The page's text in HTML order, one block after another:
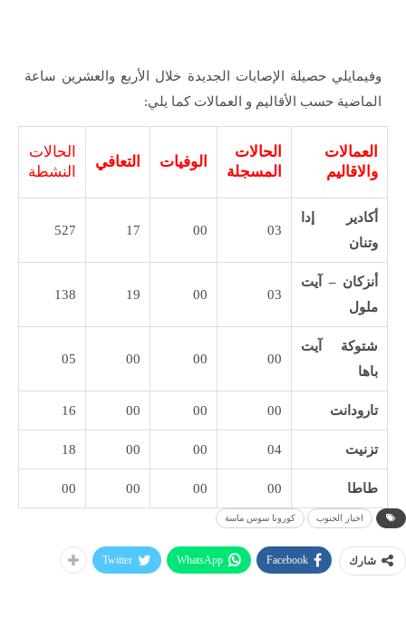
وفيمايلي حصيلة الإصابات الجديدة خلال الأربع والعشرين ساعة
الماضية حسب الأقاليم و العمالات كما يلي:
العمالات
والاقاليم
الحالات
المسجلة
الوفيات التعافي
الحالات
النشطة
أكادير إدا
وتنان
03
00
17
527
أنزكان – آيت
ملول
03
00
19
138
شتوكة آيت
باها
00
00
00
05
تارودانت 00
00
00
16
تزنيت 04
00
00
18
طاطا 00
00
00
00
اخبار الجنوب كورونا سوس ماسة
شارك Facebook
WhatsApp
Twitter